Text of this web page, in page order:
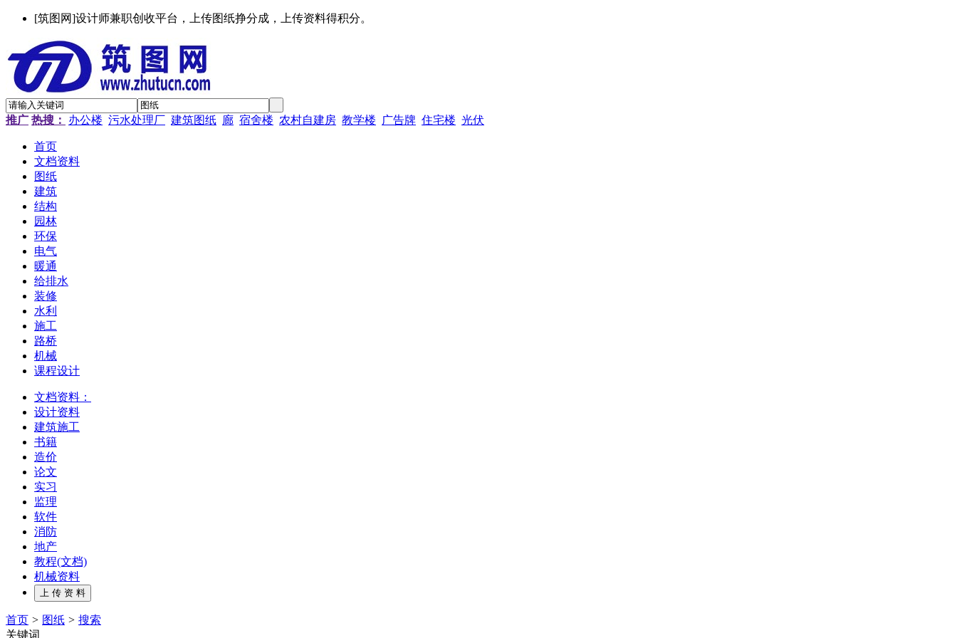
[筑图网]设计师兼职创收平台，上传图纸挣分成，上传资料得积分。
推广 热搜： 办公楼 污水处理厂 建筑图纸 廊 宿舍楼 农村自建房 教学楼 广告牌 住宅楼 光伏
首页
文档资料
图纸
建筑
结构
园林
环保
电气
暖通
给排水
装修
水利
施工
路桥
机械
课程设计
文档资料：
设计资料
建筑施工
书籍
造价
论文
实习
监理
软件
消防
地产
教程(文档)
机械资料
首页 > 图纸 > 搜索
关键词